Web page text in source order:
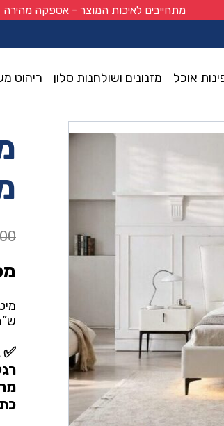
מתחייבים לאיכות המוצר - אספקה מהירה
אוכל מזנונים ושולחנות סלון ריהוט